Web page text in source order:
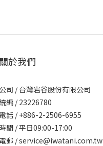
關於我們
公司 / 台灣岩谷股份有限公司
編 / 23226780
電話 / +886-2-2506-6955
間 / 平日09:00-17:00
電郵 / service@iwatani.com.tw